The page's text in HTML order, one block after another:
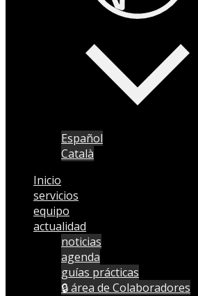
Español
Català
Inicio
servicios
equipo
actualidad
noticias
agenda
guías prácticas
🔒 área de Colaboradores